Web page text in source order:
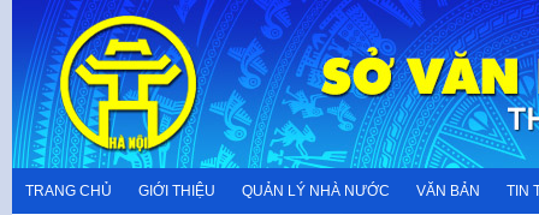
content
TRANG CHỦ GIỚI THIỆU QUẢN LÝ NHÀ NƯỚC VĂN BẢN TIN